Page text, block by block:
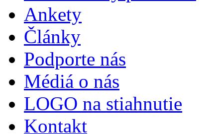
Ankety
Články
Podporte nás
Médiá o nás
LOGO na stiahnutie
Kontakt